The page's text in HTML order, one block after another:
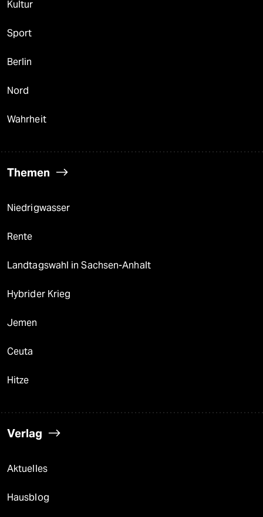
Kultur
Sport
Berlin
Nord
Wahrheit
Themen
Niedrigwasser
Rente
Landtagswahl in Sachsen-Anhalt
Hybrider Krieg
Jemen
Ceuta
Hitze
Verlag
Aktuelles
Hausblog